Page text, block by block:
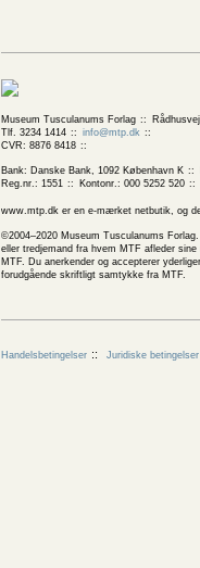
Museum Tusculanums Forlag
Tlf. 3234 1414
info@mtp.dk
CVR: 8876 8418
Bank: Danske Bank, 1092 København K
Reg.nr.: 1551
Kontonr.: 000 5252 520
www.mtp.dk er en e-mærket netbutik, og
©2004–2020 Museum Tusculanums
eller tredjemand fra hvem MTF afleder
MTF. Du anerkender og accepterer
forudgående skriftligt samtykke fra MTF.
Handelsbetingelser Juridiske betingelser